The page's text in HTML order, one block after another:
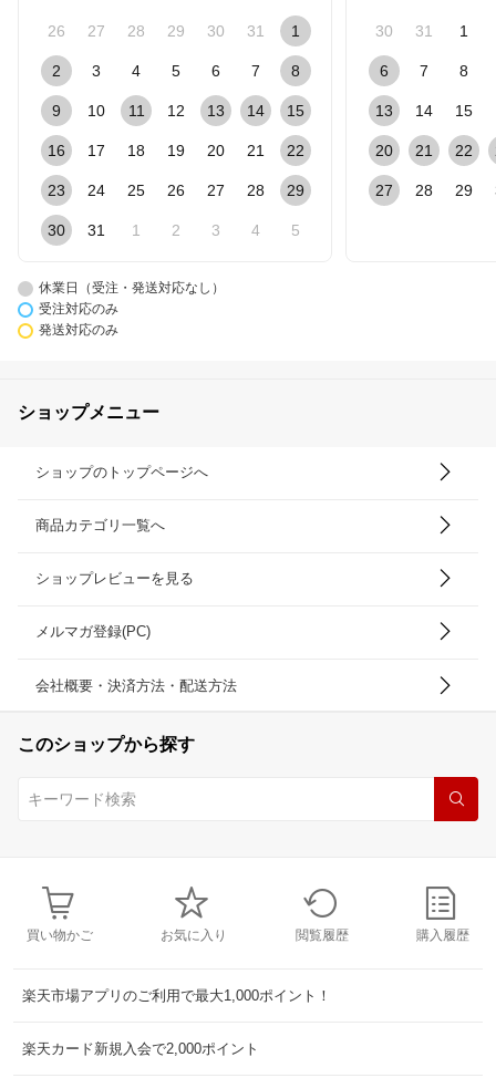
26 27 28 29 30 31 1
2 3 4 5 6 7 8
9 10 11 12 13 14 15
16 17 18 19 20 21 22
23 24 25 26 27 28 29
30 31 1 2 3 4 5
30 31 1
6 7 8
13 14 15
20 21 22
27 28 29
休業日（受注・発送対応なし）
受注対応のみ
発送対応のみ
ショップメニュー
ショップのトップページへ
商品カテゴリ一覧へ
ショップレビューを見る
メルマガ登録(PC)
会社概要・決済方法・配送方法
このショップから探す
買い物かご お気に入り 閲覧履歴 購入履歴
楽天市場アプリのご利用で最大1,000ポイント！
楽天カード新規入会で2,000ポイント